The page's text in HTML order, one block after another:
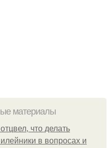
материалы
что делать
в вопросах и